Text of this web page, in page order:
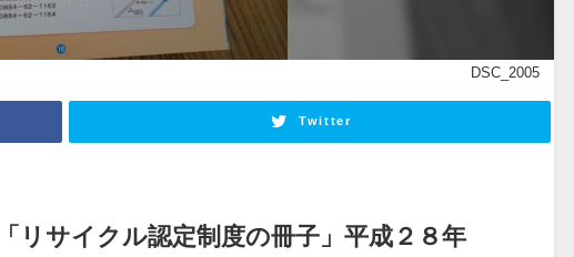
DSC_2005
Twitter
リサイクル認定制度の冊子」平成２８年